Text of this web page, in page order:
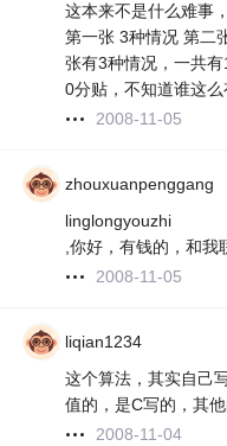
这本来不是什么难事
第一张 3种情况 第二
张有3种情况，一共有
0分贴，不知道谁这么
2008-11-05
zhouxuanpenggang
linglongyouzhi
,你好，有钱的，和我
2008-11-05
liqian1234
这个算法，其实自己
值的，是C写的，其
2008-11-04